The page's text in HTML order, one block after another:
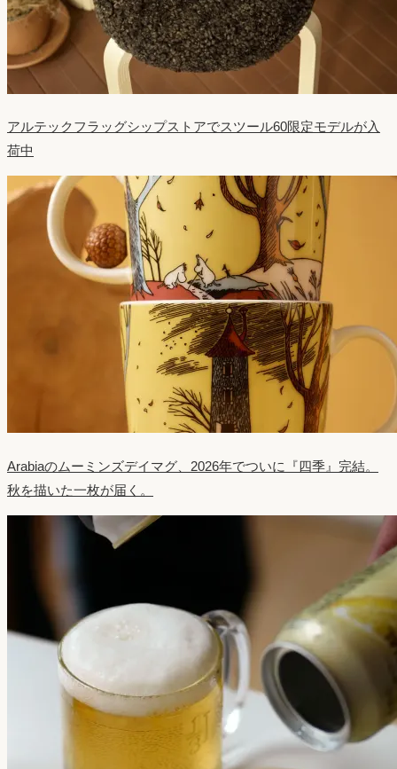
アルテックフラッグシップストアでスツール60限定モデルが入
荷中
Arabiaのムーミンズデイマグ、2026年でついに『四季』完結。
秋を描いた一枚が届く。